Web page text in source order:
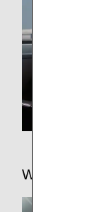
Wi-Fi/